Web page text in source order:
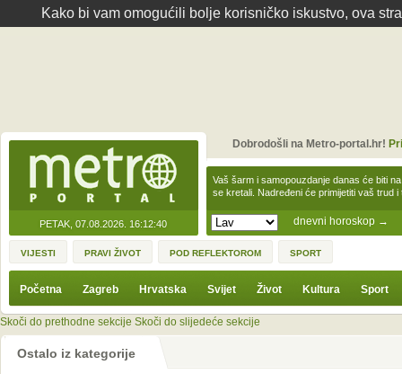
Kako bi vam omogućili bolje korisničko iskustvo, ova
PETAK, 07.08.2026. 16:12:40 dnevni horoskop →
Vaš šarm i samopouzdanje danas će biti
se kretali. Nadređeni će primijetiti vaš trud
Dobrodošli na Metro-portal.hr!
VIJESTI PRAVI ŽIVOT POD REFLEKTOROM SPORT
Početna Zagreb Hrvatska Svijet Život Kultura Sport
Skoči do prethodne sekcije Skoči do slijedeće sekcije
Ostalo iz kategorije